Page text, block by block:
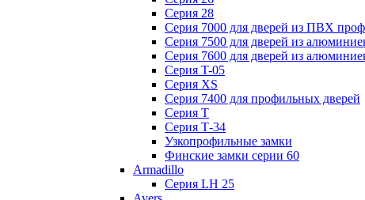
Серия 28
Серия 7000 для дверей из ПВХ
Серия 7500 для дверей из
Серия 7600 для дверей из
Серия T-05
Серия XS
Серия 7400 для профильных дверей
Серия Т
Серия Т-34
Узкопрофильные замки
Финские замки серии 60
Armadillo
Серия LH 25